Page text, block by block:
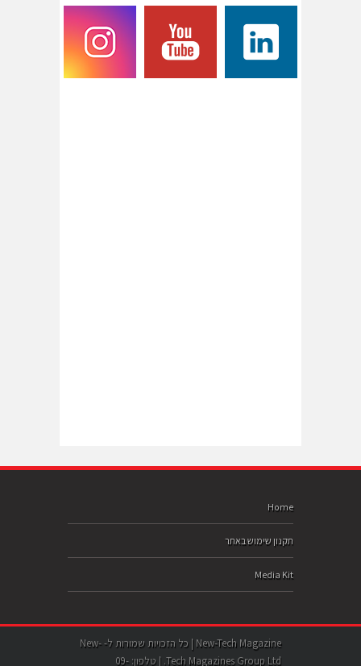
Home
תקנון שימוש באתר
Media Kit
New-Tech Magazine | כל הזכויות שמורות ל- New-
Tech Magazines Group Ltd. | טלפון: 09-